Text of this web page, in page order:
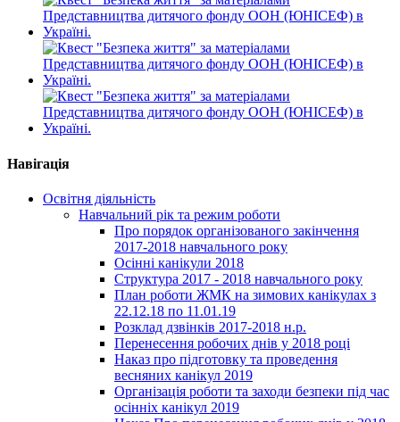
Навігація
Освітня діяльність
Навчальний рік та режим роботи
Про порядок організованого закінчення
2017-2018 навчального року
Осінні канікули 2018
Структура 2017 - 2018 навчального року
План роботи ЖМК на зимових канікулах з
22.12.18 по 11.01.19
Розклад дзвінків 2017-2018 н.р.
Перенесення робочих днів у 2018 році
Наказ про підготовку та проведення
весняних канікул 2019
Організація роботи та заходи безпеки під час
осінніх канікул 2019